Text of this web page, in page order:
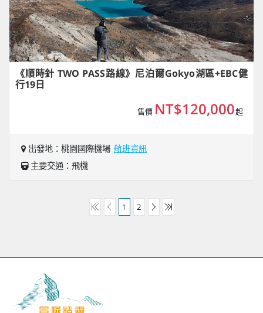
《順時針 TWO PASS路線》尼泊爾Gokyo湖區+EBC健
行19日
售價 NT$120,000起
出發地：桃園國際機場 航班資訊
主要交通：飛機
1 2